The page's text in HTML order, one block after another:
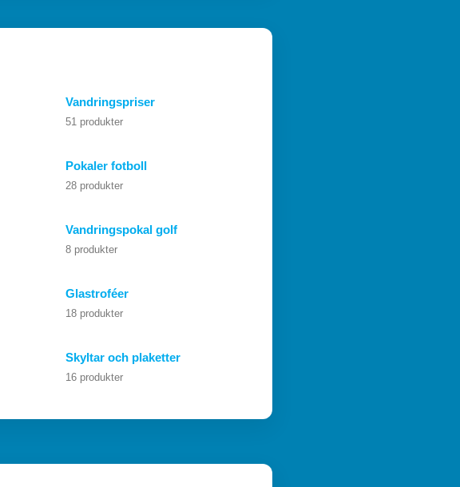
Vandringspriser
51 produkter
Pokaler fotboll
28 produkter
Vandringspokal golf
8 produkter
Glastroféer
18 produkter
Skyltar och plaketter
16 produkter